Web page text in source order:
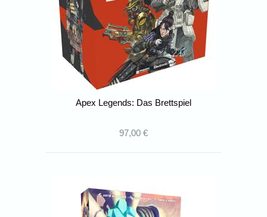
Apex Legends: Das Brettspiel
97,00 €